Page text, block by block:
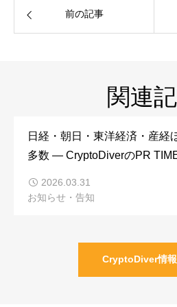
前の記事
関連
日経・朝日・東洋経済・産経
多数 ― CryptoDiverのPR
2026.03.31
お知らせ・告知
CryptoDiver情